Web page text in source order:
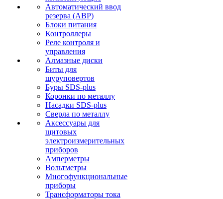
Автоматический ввод
резерва (АВР)
Блоки питания
Контроллеры
Реле контроля и
управления
Алмазные диски
Биты для
шуруповертов
Буры SDS-plus
Коронки по металлу
Насадки SDS-plus
Сверла по металлу
Аксессуары для
щитовых
электроизмерительных
приборов
Амперметры
Вольтметры
Многофункциональные
приборы
Трансформаторы тока